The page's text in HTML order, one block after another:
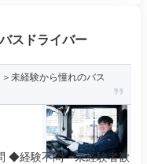
スドライバー
未経験から憧れのバス
◆経験不問・未経験者歓